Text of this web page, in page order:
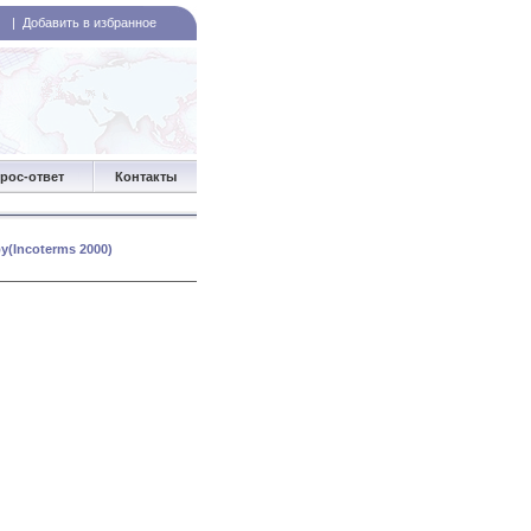
| Добавить в избранное
ответ Контакты
2000)